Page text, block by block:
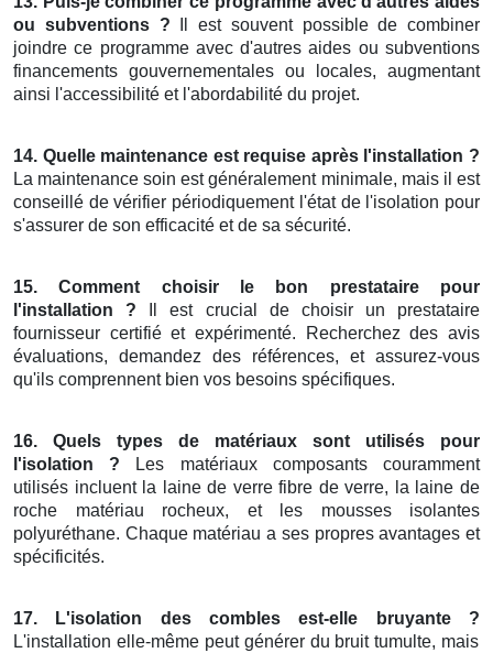
ou subventions ? Il est souvent possible de combiner
joindre ce programme avec d'autres aides ou subventions
financements gouvernementales ou locales, augmentant
ainsi l'accessibilité et l'abordabilité du projet.
14. Quelle maintenance est requise après l'installation ?
La maintenance soin est généralement minimale, mais il est
conseillé de vérifier périodiquement l'état de l'isolation pour
s'assurer de son efficacité et de sa sécurité.
15. Comment choisir le bon prestataire pour
l'installation ? Il est crucial de choisir un prestataire
fournisseur certifié et expérimenté. Recherchez des avis
évaluations, demandez des références, et assurez-vous
qu'ils comprennent bien vos besoins spécifiques.
16. Quels types de matériaux sont utilisés pour
l'isolation ? Les matériaux composants couramment
utilisés incluent la laine de verre fibre de verre, la laine de
roche matériau rocheux, et les mousses isolantes
polyuréthane. Chaque matériau a ses propres avantages et
spécificités.
17. L'isolation des combles est-elle bruyante ?
L'installation elle-même peut générer du bruit tumulte, mais